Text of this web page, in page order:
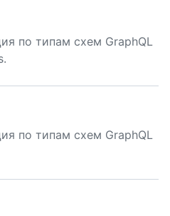
по типам схем GraphQL
по типам схем GraphQL